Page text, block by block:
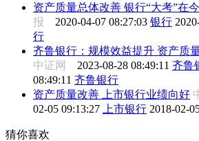
资产质量总体改善 银行“大考”在
报 2020-04-07 08:27:03 银行
行
齐鲁银行：规模效益提升 资产质
中证网 2023-08-28 08:49:11 齐鲁
08:49:11 齐鲁银行
资产质量改善 上市银行业绩向好
02-05 09:13:27
上市银行 2018-02-
猜你喜欢